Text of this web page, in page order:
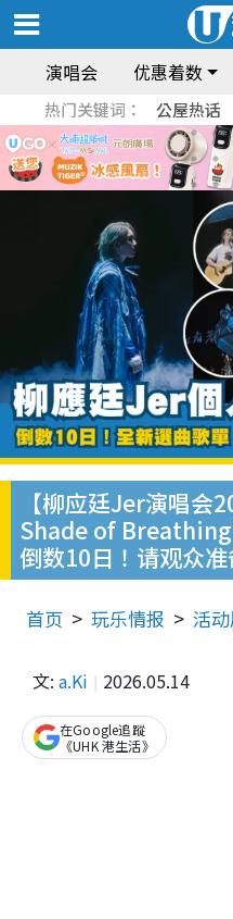
演唱会 优惠着数
热门关键词： 公屋热话
【柳应廷Jer演唱
Shade of
倒数10日！请观众
首页 玩乐情报 活
文: a.Ki 2026.05.14
在Google追蹤
《UHK 港生活》